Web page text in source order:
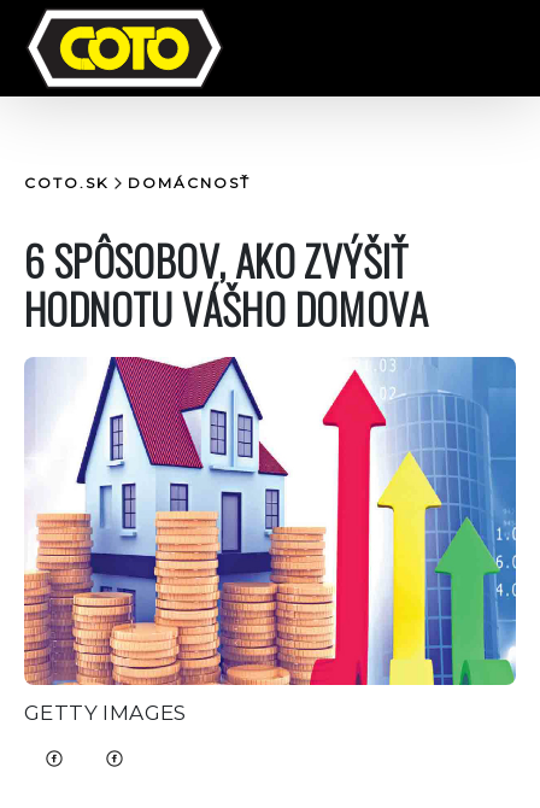
COTO.SK DOMÁCNOSŤ
6 SPÔSOBOV, AKO ZVÝŠIŤ
HODNOTU VÁŠHO DOMOVA
GETTY IMAGES